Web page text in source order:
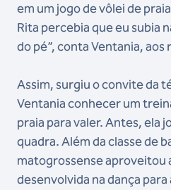
em um jogo de vôlei de
Rita percebia que eu subia
do pé”, conta Ventania, aos
Assim, surgiu o convite da
Ventania conhecer um
praia para valer. Antes, ela
quadra. Além da classe de
matogrossense aproveitou
desenvolvida na dança